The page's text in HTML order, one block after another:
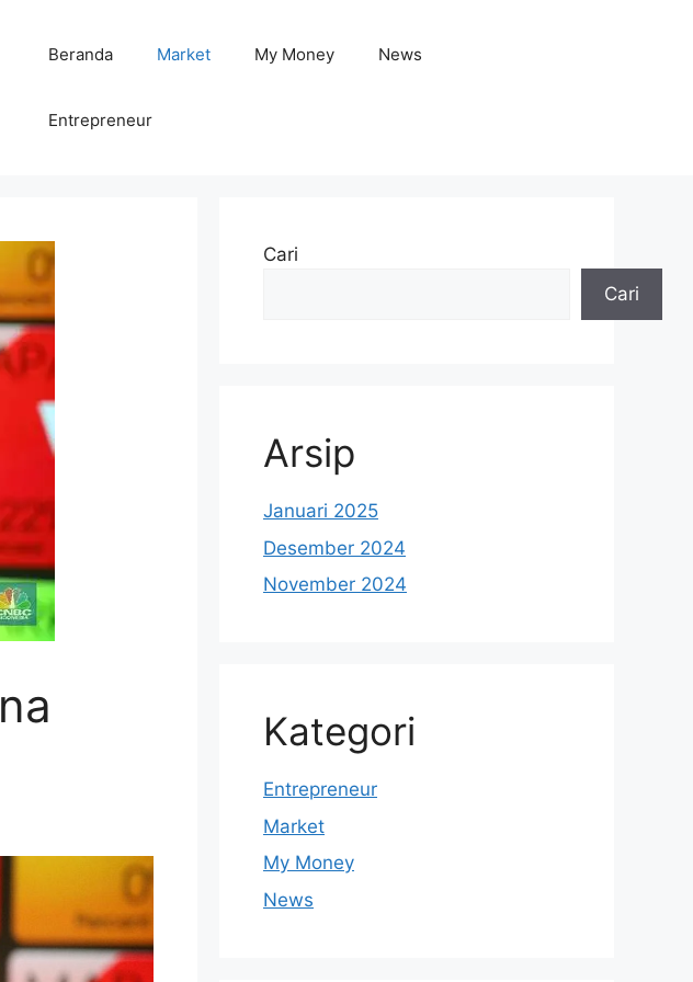
Beranda Market My Money News
Entrepreneur
Cari
Cari
Arsip
Januari 2025
Desember 2024
November 2024
Kategori
Entrepreneur
Market
My Money
News